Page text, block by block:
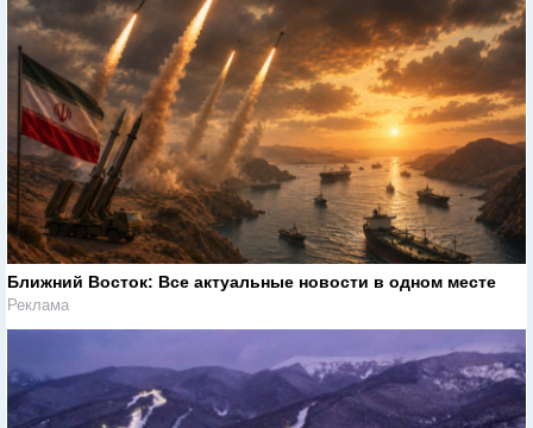
Ближний Восток: Все актуальные новости в одном месте
Реклама